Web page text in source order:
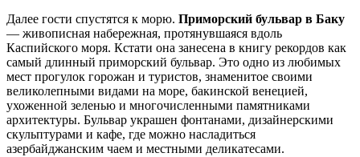
Далее гости спустятся к морю. Приморский бульвар в Баку
— живописная набережная, протянувшаяся вдоль
Каспийского моря. Кстати она занесена в книгу рекордов как
самый длинный приморский бульвар. Это одно из любимых
мест прогулок горожан и туристов, знаменитое своими
великолепными видами на море, бакинской венецией,
ухоженной зеленью и многочисленными памятниками
архитектуры. Бульвар украшен фонтанами, дизайнерскими
скульптурами и кафе, где можно насладиться
азербайджанским чаем и местными деликатесами.